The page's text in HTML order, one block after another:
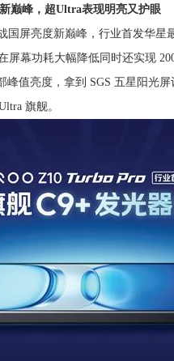
峰，超Ultra表现明亮又护眼
屏亮度新巅峰，行业首发华星
屏幕功耗大幅降低同时还实现
峰值亮度，拿到 SGS 五星阳光
旗舰。